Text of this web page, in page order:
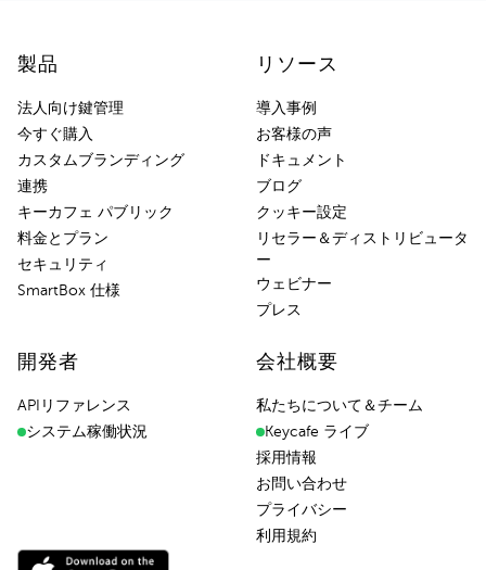
製品
法人向け鍵管理
今すぐ購入
カスタムブランディング
連携
キーカフェ パブリック
料金とプラン
セキュリティ
SmartBox 仕様
リソース
導入事例
お客様の声
ドキュメント
ブログ
クッキー設定
リセラー＆ディストリビュータ
ー
ウェビナー
プレス
開発者
APIリファレンス
システム稼働状況
会社概要
私たちについて＆チーム
Keycafe ライブ
採用情報
お問い合わせ
プライバシー
利用規約